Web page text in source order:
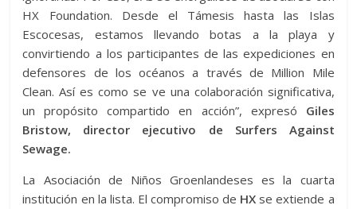
HX Foundation. Desde el Támesis hasta las Islas
Escocesas, estamos llevando botas a la playa y
convirtiendo a los participantes de las expediciones en
defensores de los océanos a través de Million Mile
Clean. Así es como se ve una colaboración significativa,
un propósito compartido en acción”, expresó Giles
Bristow, director ejecutivo de Surfers Against
Sewage.
La Asociación de Niños Groenlandeses es la cuarta
institución en la lista. El compromiso de HX se extiende a